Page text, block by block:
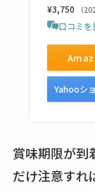
¥3,750
（
口コミを
Yahooシ
賞味期限が到
だけ注意すれ